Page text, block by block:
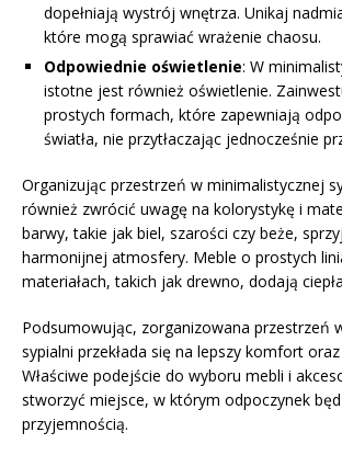
dopełniają wystrój wnętrza. Unikaj
które mogą sprawiać wrażenie chaosu.
Odpowiednie oświetlenie: W
istotne jest również oświetlenie.
prostych formach, które zapewniają
światła, nie przytłaczając jednocześnie
Organizując przestrzeń w minimalistycznej
również zwrócić uwagę na kolorystykę i
barwy, takie jak biel, szarości czy beże,
harmonijnej atmosfery. Meble o prostych
materiałach, takich jak drewno, dodają
Podsumowując, zorganizowana przestrzeń
sypialni przekłada się na lepszy komfort
Właściwe podejście do wyboru mebli i
stworzyć miejsce, w którym odpoczynek
przyjemnością.